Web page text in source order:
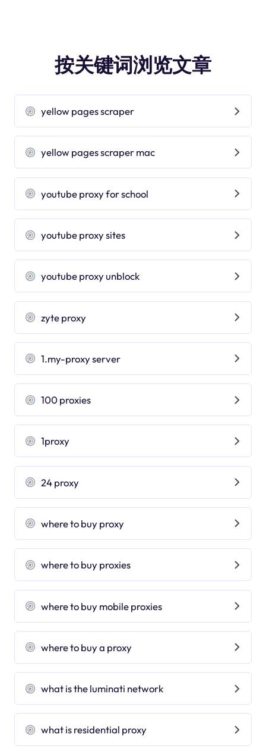
按关键词浏览文章
yellow pages scraper
yellow pages scraper mac
youtube proxy for school
youtube proxy sites
youtube proxy unblock
zyte proxy
1.my-proxy server
100 proxies
1proxy
24 proxy
where to buy proxy
where to buy proxies
where to buy mobile proxies
where to buy a proxy
what is the luminati network
what is residential proxy